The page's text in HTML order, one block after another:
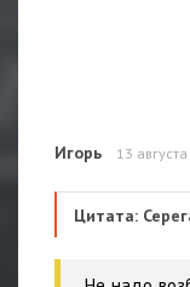
Игорь 13
Цитата: